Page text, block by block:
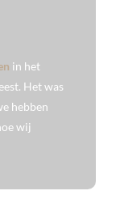
in het
Het was
hebben
wij